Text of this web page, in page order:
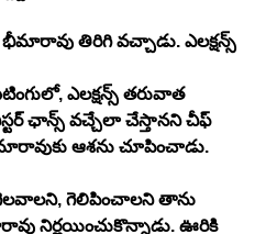
తిరిగి వచ్చాడు. ఎలక్షన్స్
ఎలక్షన్స్ తరువాత
ఛాన్స్ వచ్చేలా చేస్తానని చీఫ్
ఆశను చూపించాడు.
గెలిపించాలని తాను
నిర్ణయించుకొన్నాడు. ఊరికి